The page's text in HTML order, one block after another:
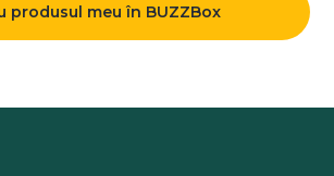
produsul meu în BUZZBox